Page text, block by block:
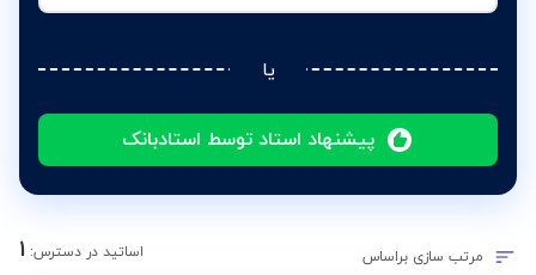
یا
پیشنهاد استاد توسط استادبانک
مرتب سازی براساس اساتید در دسترس: 1